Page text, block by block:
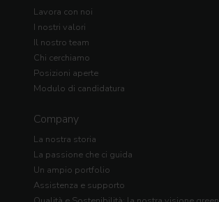
Lavora con noi
I nostri valori
Il nostro team
Chi cerchiamo
Posizioni aperte
Modulo di candidatura
Company
La nostra storia
La passione che ci guida
Un ampio portfolio
Assistenza e supporto